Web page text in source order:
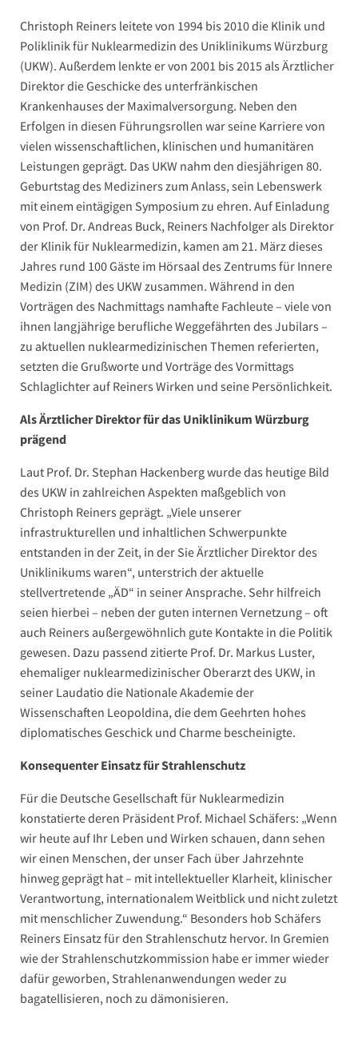
Christoph Reiners leitete von 1994 bis 2010 die Klinik und
Poliklinik für Nuklearmedizin des Uniklinikums Würzburg
(UKW). Außerdem lenkte er von 2001 bis 2015 als Ärztlicher
Direktor die Geschicke des unterfränkischen
Krankenhauses der Maximalversorgung. Neben den
Erfolgen in diesen Führungsrollen war seine Karriere von
vielen wissenschaftlichen, klinischen und humanitären
Leistungen geprägt. Das UKW nahm den diesjährigen 80.
Geburtstag des Mediziners zum Anlass, sein Lebenswerk
mit einem eintägigen Symposium zu ehren. Auf Einladung
von Prof. Dr. Andreas Buck, Reiners Nachfolger als Direktor
der Klinik für Nuklearmedizin, kamen am 21. März dieses
Jahres rund 100 Gäste im Hörsaal des Zentrums für Innere
Medizin (ZIM) des UKW zusammen. Während in den
Vorträgen des Nachmittags namhafte Fachleute – viele von
ihnen langjährige berufliche Weggefährten des Jubilars –
zu aktuellen nuklearmedizinischen Themen referierten,
setzten die Grußworte und Vorträge des Vormittags
Schlaglichter auf Reiners Wirken und seine Persönlichkeit.
Als Ärztlicher Direktor für das Uniklinikum Würzburg
prägend
Laut Prof. Dr. Stephan Hackenberg wurde das heutige Bild
des UKW in zahlreichen Aspekten maßgeblich von
Christoph Reiners geprägt. „Viele unserer
infrastrukturellen und inhaltlichen Schwerpunkte
entstanden in der Zeit, in der Sie Ärztlicher Direktor des
Uniklinikums waren“, unterstrich der aktuelle
stellvertretende „ÄD“ in seiner Ansprache. Sehr hilfreich
seien hierbei – neben der guten internen Vernetzung – oft
auch Reiners außergewöhnlich gute Kontakte in die Politik
gewesen. Dazu passend zitierte Prof. Dr. Markus Luster,
ehemaliger nuklearmedizinischer Oberarzt des UKW, in
seiner Laudatio die Nationale Akademie der
Wissenschaften Leopoldina, die dem Geehrten hohes
diplomatisches Geschick und Charme bescheinigte.
Konsequenter Einsatz für Strahlenschutz
Für die Deutsche Gesellschaft für Nuklearmedizin
konstatierte deren Präsident Prof. Michael Schäfers: „Wenn
wir heute auf Ihr Leben und Wirken schauen, dann sehen
wir einen Menschen, der unser Fach über Jahrzehnte
hinweg geprägt hat – mit intellektueller Klarheit, klinischer
Verantwortung, internationalem Weitblick und nicht zuletzt
mit menschlicher Zuwendung.“ Besonders hob Schäfers
Reiners Einsatz für den Strahlenschutz hervor. In Gremien
wie der Strahlenschutzkommission habe er immer wieder
dafür geworben, Strahlenanwendungen weder zu
bagatellisieren, noch zu dämonisieren.